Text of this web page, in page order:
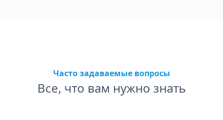
Часто задаваемые вопросы
Все, что вам нужно знать